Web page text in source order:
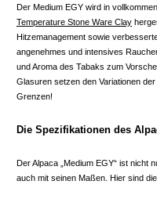
Der Medium EGY wird in
Temperature Stone Ware Clay
Hitzemanagement sowie
angenehmes und intensives
und Aroma des Tabaks zum
Glasuren setzen den Variationen
Grenzen!
Die Spezifikationen des
Der Alpaca „Medium EGY“ ist nicht
auch mit seinen Maßen. Hier sind